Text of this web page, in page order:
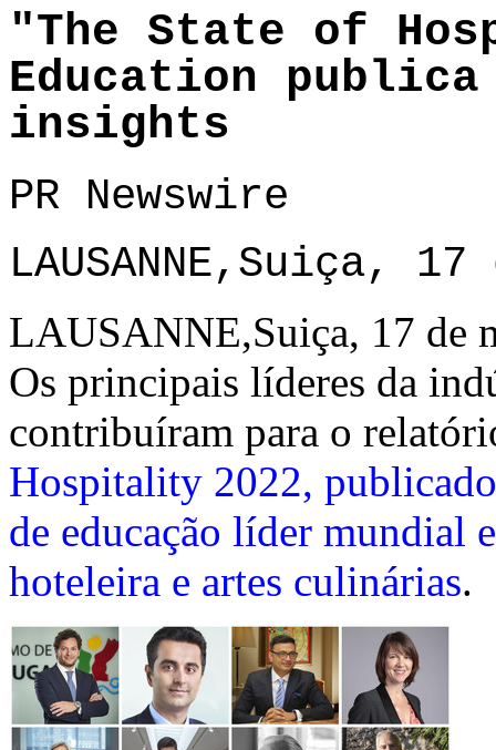
"The State of
Education
insights
PR Newswire
LAUSANNE,Suiça,
LAUSANNE,Suiça, 17 de
Os principais líderes da
contribuíram para o
Hospitality 2022,
de educação líder mundial
hoteleira e artes culinárias.